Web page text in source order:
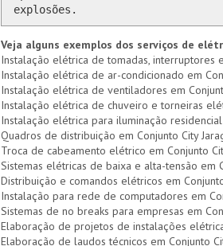
explosões.
Veja alguns exemplos dos serviços de
Instalação elétrica de tomadas, interruptores
Instalação elétrica de ar-condicionado em
Instalação elétrica de ventiladores em
Instalação elétrica de chuveiro e torneiras
Instalação elétrica para iluminação
Quadros de distribuição em Conjunto City
Troca de cabeamento elétrico em Conjunto
Sistemas elétricas de baixa e alta-tensão em
Distribuição e comandos elétricos em
Instalação para rede de computadores em
Sistemas de no breaks para empresas em
Elaboração de projetos de instalações
Elaboração de laudos técnicos em Conjunto